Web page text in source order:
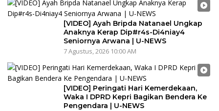
[VIDEO] Ayah Bripda Natanael Ungkap
Anaknya Kerap Dip#r4s-Di4niay4
Seniornya Arwana | U-NEWS
7 Agustus, 2026 10:00 AM
[VIDEO] Peringati Hari Kemerdekaan,
Waka I DPRD Kepri Bagikan Bendera Ke
Pengendara | U-NEWS